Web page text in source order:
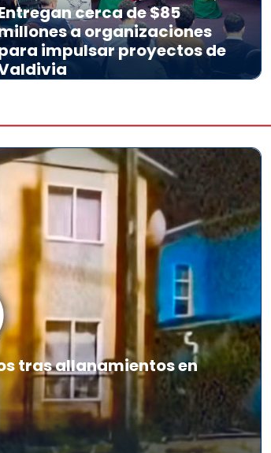
cerca de $85
a organizaciones
impulsar proyectos de
tras allanamientos en